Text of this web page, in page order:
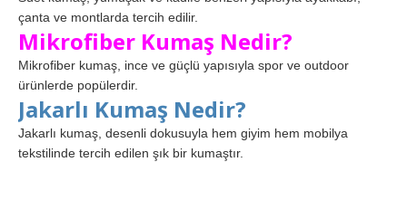
çanta ve montlarda tercih edilir.
Mikrofiber Kumaş Nedir?
Mikrofiber kumaş, ince ve güçlü yapısıyla spor ve outdoor
ürünlerde popülerdir.
Jakarlı Kumaş Nedir?
Jakarlı kumaş, desenli dokusuyla hem giyim hem mobilya
tekstilinde tercih edilen şık bir kumaştır.